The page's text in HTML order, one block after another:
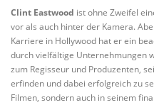
PRIVATIER WERDEN
Clint Eastwood ist ohne Zweifel
vor als auch hinter der Kamera.
Karriere in Hollywood hat er ein
durch vielfältige Unternehmungen
zum Regisseur und Produzenten,
erfinden und dabei erfolgreich zu
Filmen, sondern auch in seinem